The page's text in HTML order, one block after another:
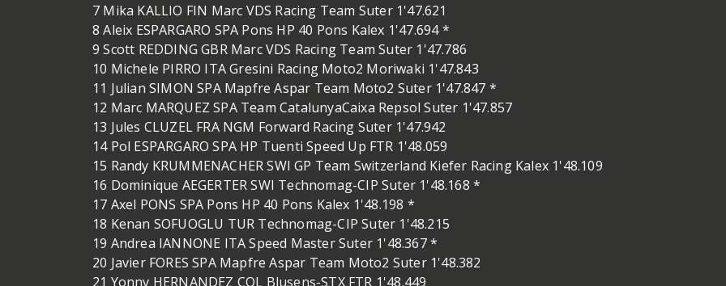
7 Mika KALLIO FIN Marc VDS Racing Team Suter 1'47.621
8 Aleix ESPARGARO SPA Pons HP 40 Pons Kalex 1'47.694 *
9 Scott REDDING GBR Marc VDS Racing Team Suter 1'47.786
10 Michele PIRRO ITA Gresini Racing Moto2 Moriwaki 1'47.843
11 Julian SIMON SPA Mapfre Aspar Team Moto2 Suter 1'47.847 *
12 Marc MARQUEZ SPA Team CatalunyaCaixa Repsol Suter 1'47.857
13 Jules CLUZEL FRA NGM Forward Racing Suter 1'47.942
14 Pol ESPARGARO SPA HP Tuenti Speed Up FTR 1'48.059
15 Randy KRUMMENACHER SWI GP Team Switzerland Kiefer Racing Kalex 1'48.109
16 Dominique AEGERTER SWI Technomag-CIP Suter 1'48.168 *
17 Axel PONS SPA Pons HP 40 Pons Kalex 1'48.198 *
18 Kenan SOFUOGLU TUR Technomag-CIP Suter 1'48.215
19 Andrea IANNONE ITA Speed Master Suter 1'48.367 *
20 Javier FORES SPA Mapfre Aspar Team Moto2 Suter 1'48.382
21 Yonny HERNANDEZ COL Blusens-STX FTR 1'48.449